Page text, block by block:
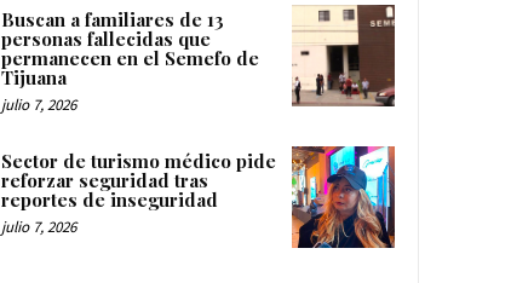
Buscan a familiares de 13
personas fallecidas que
permanecen en el Semefo de
Tijuana
julio 7, 2026
Sector de turismo médico pide
reforzar seguridad tras
reportes de inseguridad
julio 7, 2026